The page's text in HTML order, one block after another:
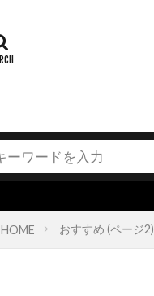
HOME おすすめ (ページ2)